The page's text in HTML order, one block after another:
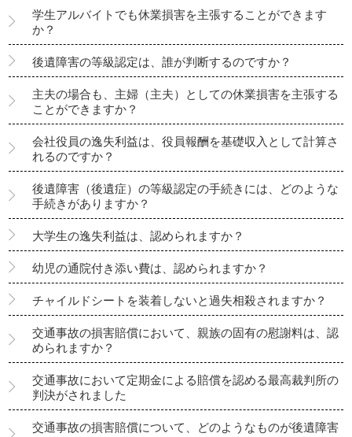
学生アルバイトでも休業損害を主張することができます
か？
後遺障害の等級認定は、誰が判断するのですか？
主夫の場合も、主婦（主夫）としての休業損害を主張する
ことができますか？
会社役員の逸失利益は、役員報酬を基礎収入として計算さ
れるのですか？
後遺障害（後遺症）の等級認定の手続きには、どのような
手続きがありますか？
大学生の逸失利益は、認められますか？
幼児の通院付き添い費は、認められますか？
チャイルドシートを装着しないと過失相殺されますか？
交通事故の損害賠償において、親族の固有の慰謝料は、認
められますか？
交通事故において定期金による賠償を認める最高裁判所の
判決がされました
交通事故の損害賠償について、どのようなものが後遺障害